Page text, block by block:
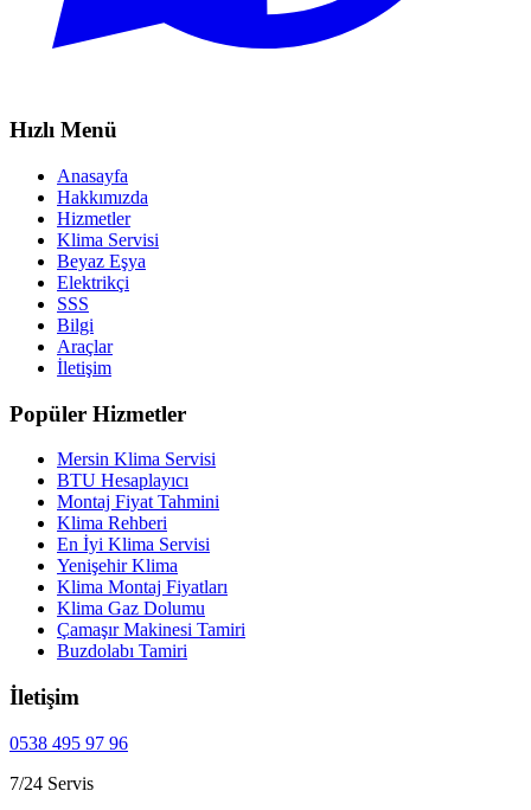
Hızlı Menü
Anasayfa
Hakkımızda
Hizmetler
Klima Servisi
Beyaz Eşya
Elektrikçi
SSS
Bilgi
Araçlar
İletişim
Popüler Hizmetler
Mersin Klima Servisi
BTU Hesaplayıcı
Montaj Fiyat Tahmini
Klima Rehberi
En İyi Klima Servisi
Yenişehir Klima
Klima Montaj Fiyatları
Klima Gaz Dolumu
Çamaşır Makinesi Tamiri
Buzdolabı Tamiri
İletişim
0538 495 97 96
7/24 Servis